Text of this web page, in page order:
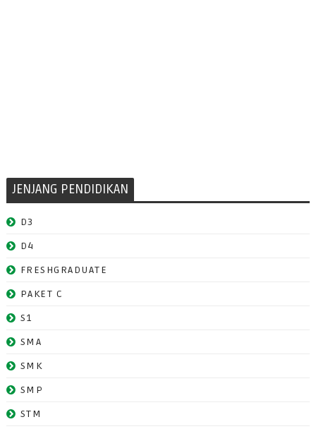
JENJANG PENDIDIKAN
D3
D4
FRESHGRADUATE
PAKET C
S1
SMA
SMK
SMP
STM